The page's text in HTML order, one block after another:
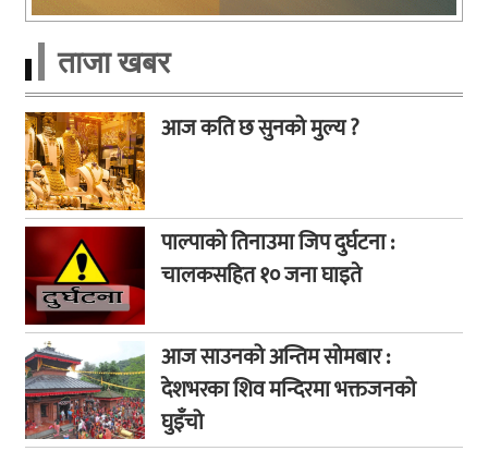
ताजा खबर
आज कति छ सुनको मुल्य ?
पाल्पाको तिनाउमा जिप दुर्घटना :
चालकसहित १० जना घाइते
आज साउनको अन्तिम सोमबार :
देशभरका शिव मन्दिरमा भक्तजनको
घुइँचो